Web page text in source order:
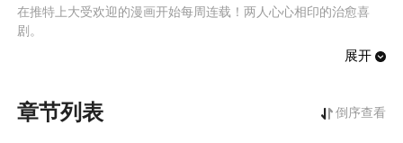
在推特上大受欢迎的漫画开始每周连载！两人心心相印的治愈喜
剧。
展开
章节列表 倒序查看